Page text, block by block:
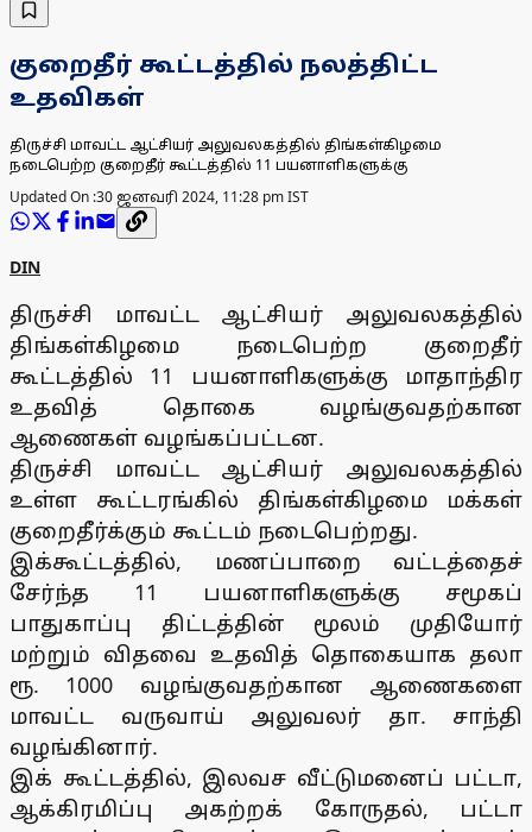
குறைதீர் கூட்டத்தில் நலத்திட்ட
உதவிகள்
திருச்சி மாவட்ட ஆட்சியர் அலுவலகத்தில் திங்கள்கிழமை
நடைபெற்ற குறைதீர் கூட்டத்தில் 11 பயனாளிகளுக்கு
Updated On :30 ஜனவரி 2024, 11:28 pm IST
DIN
திருச்சி மாவட்ட ஆட்சியர் அலுவலகத்தில்
திங்கள்கிழமை நடைபெற்ற குறைதீர்
கூட்டத்தில் 11 பயனாளிகளுக்கு மாதாந்திர
உதவித் தொகை வழங்குவதற்கான
ஆணைகள் வழங்கப்பட்டன.
திருச்சி மாவட்ட ஆட்சியர் அலுவலகத்தில்
உள்ள கூட்டரங்கில் திங்கள்கிழமை மக்கள்
குறைதீர்க்கும் கூட்டம் நடைபெற்றது.
இக்கூட்டத்தில், மணப்பாறை வட்டத்தைச்
சேர்ந்த 11 பயனாளிகளுக்கு சமூகப்
பாதுகாப்பு திட்டத்தின் மூலம் முதியோர்
மற்றும் விதவை உதவித் தொகையாக தலா
ரூ. 1000 வழங்குவதற்கான ஆணைகளை
மாவட்ட வருவாய் அலுவலர் தா. சாந்தி
வழங்கினார்.
இக் கூட்டத்தில், இலவச வீட்டுமனைப் பட்டா,
ஆக்கிரமிப்பு அகற்றக் கோருதல், பட்டா